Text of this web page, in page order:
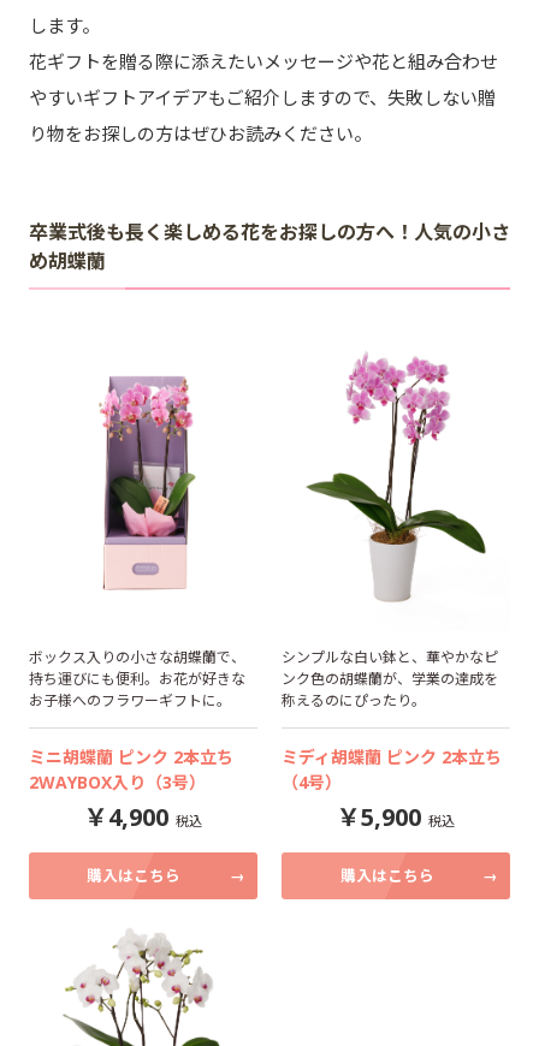
します。
花ギフトを贈る際に添えたいメッセージや花と組み合わせ
やすいギフトアイデアもご紹介しますので、失敗しない贈
り物をお探しの方はぜひお読みください。
卒業式後も長く楽しめる花をお探しの方へ！人気の小さ
め胡蝶蘭
ボックス入りの小さな胡蝶蘭で、
持ち運びにも便利。お花が好きな
お子様へのフラワーギフトに。
ミニ胡蝶蘭 ピンク 2本立ち
2WAYBOX入り（3号）
4,900
購入はこちら
シンプルな白い鉢と、華やかなピ
ンク色の胡蝶蘭が、学業の達成を
称えるのにぴったり。
ミディ胡蝶蘭 ピンク 2本立ち
（4号）
5,900
購入はこちら